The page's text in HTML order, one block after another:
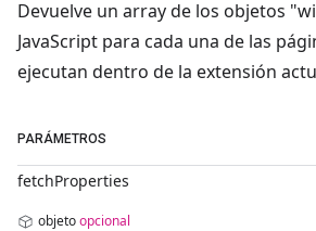
Devuelve un array de los objetos
JavaScript para cada una de las
ejecutan dentro de la extensión
PARÁMETROS
fetchProperties
objetoopcional